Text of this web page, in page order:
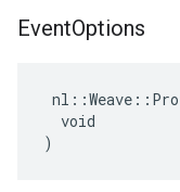
EventOptions
  void
)